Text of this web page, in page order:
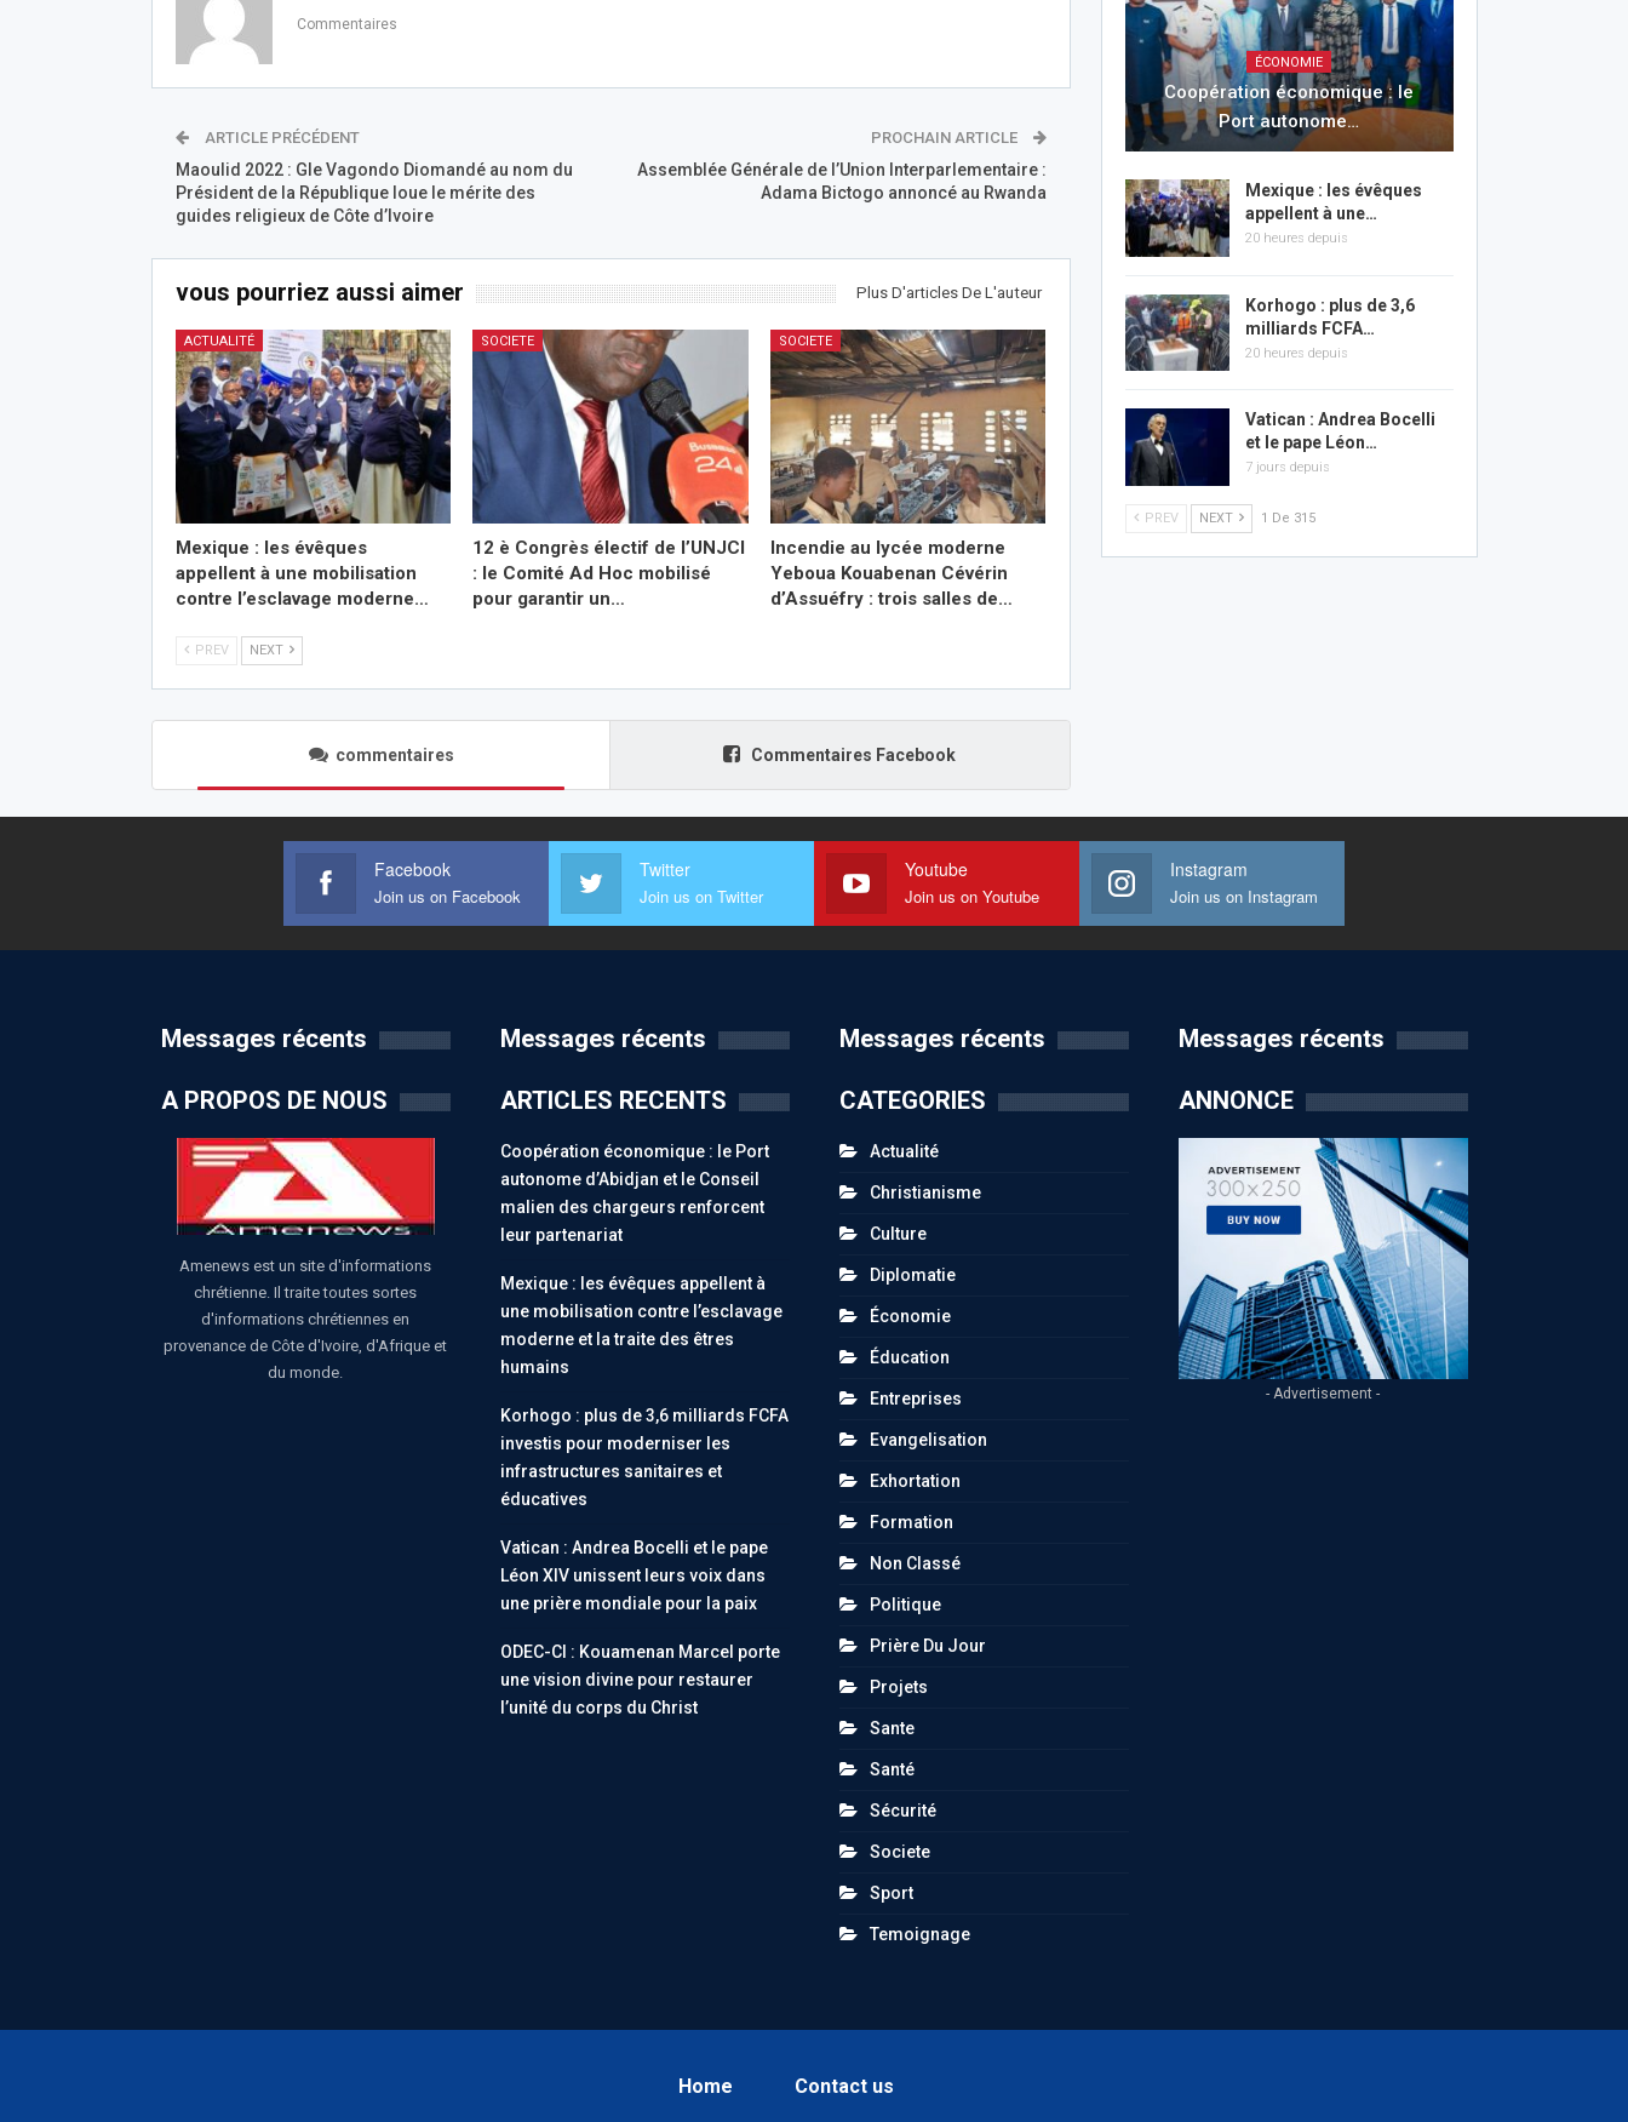
Commentaires
ARTICLE PRÉCÉDENT
Maoulid 2022 : Gle Vagondo Diomandé au nom du
Président de la République loue le mérite des
guides religieux de Côte d’Ivoire
PROCHAIN ARTICLE
Assemblée Générale de l’Union Interparlementaire :
Adama Bictogo annoncé au Rwanda
vous pourriez aussi aimer Plus D'articles De L'auteur
ACTUALITÉ
Mexique : les évêques
appellent à une mobilisation
contre l’esclavage moderne…
SOCIETE
12 è Congrès électif de l’UNJCI
: le Comité Ad Hoc mobilisé
pour garantir un…
SOCIETE
Incendie au lycée moderne
Yeboua Kouabenan Cévérin
d’Assuéfry : trois salles de…
PREV NEXT
commentaires Commentaires Facebook
ÉCONOMIE
Coopération économique : le
Port autonome…
Mexique : les évêques
appellent à une…
20 heures depuis
Korhogo : plus de 3,6
milliards FCFA…
20 heures depuis
Vatican : Andrea Bocelli
et le pape Léon…
7 jours depuis
PREV NEXT 1 De 315
Facebook
Join us on Facebook
Twitter
Join us on Twitter
Youtube
Join us on Youtube
Instagram
Join us on Instagram
Messages récents
A PROPOS DE NOUS
Amenews est un site d'informations
chrétienne. Il traite toutes sortes
d'informations chrétiennes en
provenance de Côte d'Ivoire, d'Afrique et
du monde.
Messages récents
ARTICLES RECENTS
Coopération économique : le Port
autonome d’Abidjan et le Conseil
malien des chargeurs renforcent
leur partenariat
Mexique : les évêques appellent à
une mobilisation contre l’esclavage
moderne et la traite des êtres
humains
Korhogo : plus de 3,6 milliards FCFA
investis pour moderniser les
infrastructures sanitaires et
éducatives
Vatican : Andrea Bocelli et le pape
Léon XIV unissent leurs voix dans
une prière mondiale pour la paix
ODEC-CI : Kouamenan Marcel porte
une vision divine pour restaurer
l’unité du corps du Christ
Messages récents
CATEGORIES
Actualité
Christianisme
Culture
Diplomatie
Économie
Éducation
Entreprises
Evangelisation
Exhortation
Formation
Non Classé
Politique
Prière Du Jour
Projets
Sante
Santé
Sécurité
Societe
Sport
Temoignage
Messages récents
ANNONCE
- Advertisement -
Home Contact us